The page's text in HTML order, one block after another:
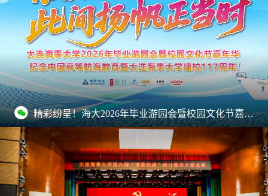
精彩纷呈！海大2026年毕业游园会暨校园文化节嘉年华来啦！